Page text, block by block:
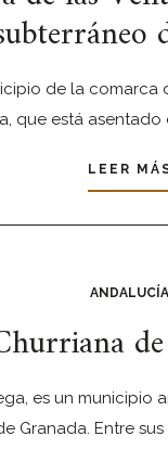
de la comarca
que está asentado
LEER
ANDALUCÍA
es un municipio
Granada. Entre